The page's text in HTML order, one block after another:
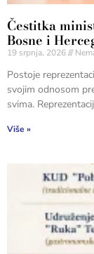
Čestitka
Bosne i
19 srpnja, 2026
Postoje
svojim odnosom
svima.
Više »